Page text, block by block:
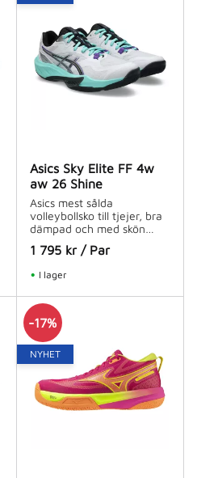
Asics Sky Elite FF 4w
aw 26 Shine
Asics mest sålda
volleybollsko till tjejer, bra
dämpad och med skön
1 795 kr / Par
I lager
17%
NYHET